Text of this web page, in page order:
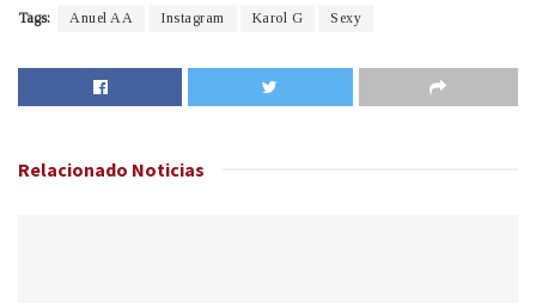
Tags: Anuel AA Instagram Karol G Sexy
Relacionado Noticias